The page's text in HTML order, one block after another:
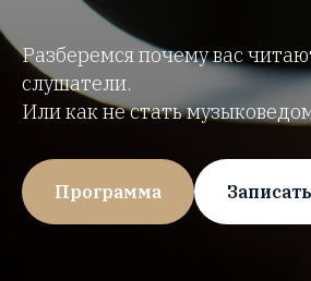
Разберемся почему вас
слушатели.
Или как не стать
Программа